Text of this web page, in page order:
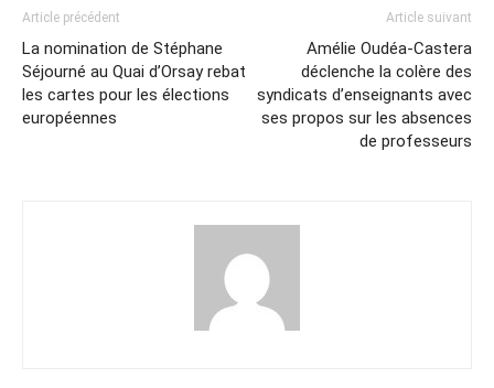
Article précédent
La nomination de Stéphane
Séjourné au Quai d’Orsay rebat
les cartes pour les élections
européennes
Article suivant
Amélie Oudéa-Castera
déclenche la colère des
syndicats d’enseignants avec
ses propos sur les absences
de professeurs